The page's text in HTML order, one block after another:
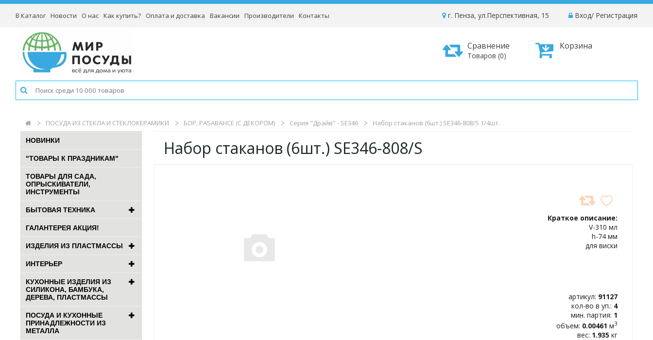
В Каталог Новости О нас Как купить? Оплата и доставка Вакансии Производители Контакты Вход/ Регистрация
г. Пенза, ул.Перспективная, 15
Корзина
Сравнение
Товаров (0)
ПОСУДА ИЗ СТЕКЛА И СТЕКЛОКЕРАМИКИ БОР, PASABAHCE (С ДЕКОРОМ) Серия "Драйв" - SE346 Набор стаканов (6шт.) SE346-808/S 1/4шт.
НОВИНКИ
"ТОВАРЫ К ПРАЗДНИКАМ"
ТОВАРЫ ДЛЯ САДА,
ОПРЫСКИВАТЕЛИ,
ИНСТРУМЕНТЫ
БЫТОВАЯ ТЕХНИКА
ГАЛАНТЕРЕЯ АКЦИЯ!
ИЗДЕЛИЯ ИЗ ПЛАСТМАССЫ
ИНТЕРЬЕР
КУХОННЫЕ ИЗДЕЛИЯ ИЗ
СИЛИКОНА, БАМБУКА,
ДЕРЕВА, ПЛАСТМАССЫ
ПОСУДА И КУХОННЫЕ
ПРИНАДЛЕЖНОСТИ ИЗ
МЕТАЛЛА
Набор стаканов (6шт.) SE346-808/S
Краткое описание:
V-310 мл
h-74 мм
для виски
артикул: 91127
кол-во в уп.: 4
мин. партия: 1
объем: 0.00461 м3
вес: 1.935 кг